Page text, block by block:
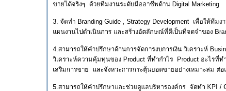
ขายได้จริงๆ ด้วยทีมงานระดับมืออาชีพด้าน Digital Marketing
3. จัดทำ Branding Guide , Strategy Development เพื่อให้ที
แผนงานไปดำเนินการ และสร้างอัตลักษณ์ที่ดีเป็นที่จดจำของ
4.สามารถให้คำปรึกษาด้านการจัดการงบการเงิน วิเคราะห์
วิเคราะห์ความคุ้มทุนของ Product ที่ทำกำไร Product อะไรที่
เสริมการขาย และจังหวะการกระตุ้นยอดขายอย่างเหมาะสม ต่
5.สามารถให้คำปรึกษาและช่วยดูแลบริหารองค์กร จัดทำ KPI /